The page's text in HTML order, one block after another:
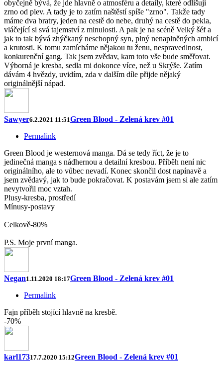
obyčejně bývá, že jde hlavně o atmosféru a detaily, které odlišují
zrno od plev. A tady je to zatím naštěstí spíše "zrno". Takže tady
máme dva bratry, jeden na cestě do nebe, druhý na cestě do pekla,
vláčející si svá tajemství z minulosti. A pak je na scéně Velký šéf a
jak to tak bývá zhýčkaný neschopný syn, plný nenaplněných ambicí
a krutosti. K tomu zamícháme nějakou tu ženu, nespravedlnost,
konkurenční gang. Tak jsem zvědav, kam toto vše bude směřovat.
Výborná je kresba, sedla mi dokonce více, než u Skrýše. Zatím
dávám 4 hvězdy, uvidím, zda v dalším díle přijde nějaký
originálnější nápad.
Sawyer6.2.2021 11:51Green Blood - Zelená krev #01
Permalink
Green Blood je westernová manga. Dá se tedy říct, že je to
jedinečná manga s nádhernou a detailní kresbou. Příběh není nic
originálního, ale to vůbec nevadí. Konec skončil dost napínavě a
jsem zvědavý, jak to bude pokračovat. K postavám jsem si ale zatím
nevytvořil moc vztah.
Plusy-kresba, prostředí
Mínusy-postavy
Celkově-80%
P.S. Moje první manga.
Negan1.11.2020 18:17Green Blood - Zelená krev #01
Permalink
Fajn příběh stojící hlavně na kresbě.
-70%
karl17317.7.2020 15:12Green Blood - Zelená krev #01